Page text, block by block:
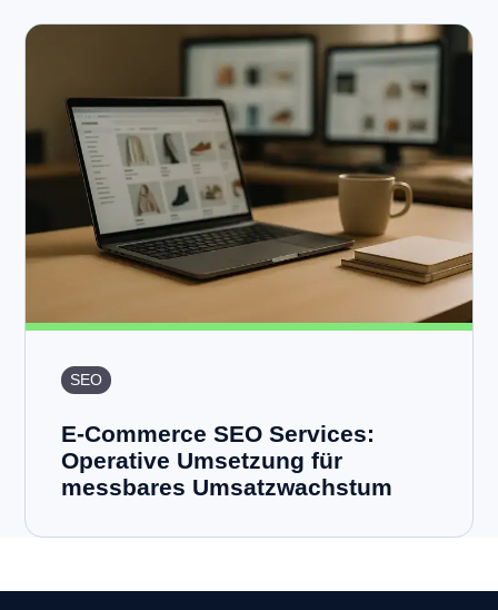
SEO
E-Commerce SEO Services:
Operative Umsetzung für
messbares Umsatzwachstum